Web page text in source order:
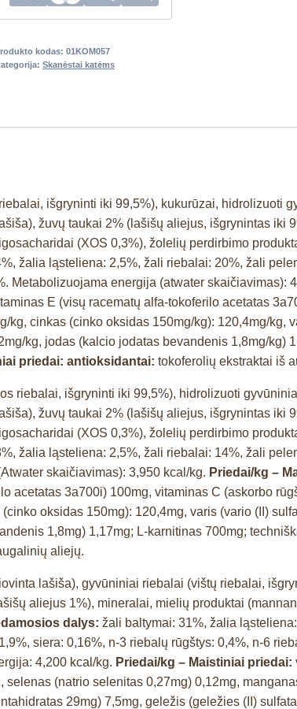
kodas: 01KOM057
Skanėstai katėms
išgryninti iki 99,5%), kukurūzai, hidrolizuoti
žuvų taukai 2% (lašišų aliejus, išgrynintas iki
(XOS 0,3%), žolelių perdirbimo
žalia ląsteliena: 2,5%, žali riebalai: 20%, žali
Metabolizuojama energija (atwater skaičiavimas):
E (visų racematų alfa-tokoferilo acetatas
cinkas (cinko oksidas 150mg/kg): 120,4mg/kg,
kg, jodas (kalcio jodatas bevandenis 1,8mg/kg)
priedai: antioksidantai: tokoferolių ekstraktai iš
riebalai, išgryninti iki 99,5%), hidrolizuoti
žuvų taukai 2% (lašišų aliejus, išgrynintas iki
(XOS 0,3%), žolelių perdirbimo
žalia ląsteliena: 2,5%, žali riebalai: 14%, žali
skaičiavimas): 3,950 kcal/kg. Priedai/kg –
acetatas 3a700i) 100mg, vitaminas C (askorbo
oksidas 150mg): 120,4mg, varis (vario (II)
1,8mg) 1,17mg; L-karnitinas 700mg;
aliejų.
lašiša), gyvūniniai riebalai (vištų riebalai,
aliejus 1%), mineralai, mielių produktai
dalys: žali baltymai: 31%, žalia
siera: 0,16%, n-3 riebalų rūgštys: 0,4%, n-6
4,200 kcal/kg. Priedai/kg – Maistiniai priedai:
(natrio selenitas 0,27mg) 0,12mg,
29mg) 7,5mg, geležis (geležies (II)